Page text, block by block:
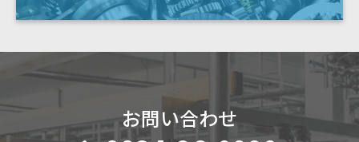
お問い合わせ